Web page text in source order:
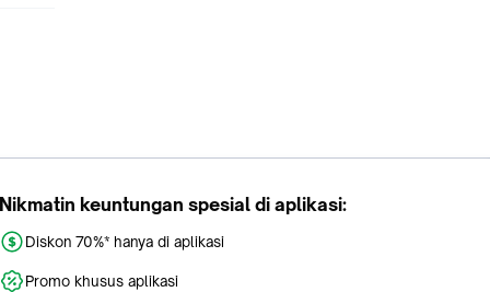
Nikmatin keuntungan spesial di aplikasi:
Diskon 70%* hanya di aplikasi
Promo khusus aplikasi